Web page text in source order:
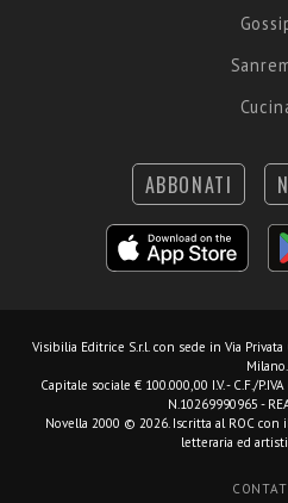
ABBONATI
Visibilia Editrice S.r.l. con sede in Via
Milano.
Capitale sociale € 100.000,00 I.V. - C.F./
N.10269990965 -
Novella 2000 © 2026. Iscritta al ROC
letteraria ed